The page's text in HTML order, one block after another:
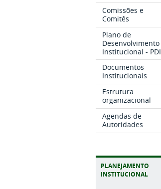
Comissões e
Comitês
Plano de
Desenvolvimento
Institucional - PDI
Documentos
Institucionais
Estrutura
organizacional
Agendas de
Autoridades
PLANEJAMENTO
INSTITUCIONAL